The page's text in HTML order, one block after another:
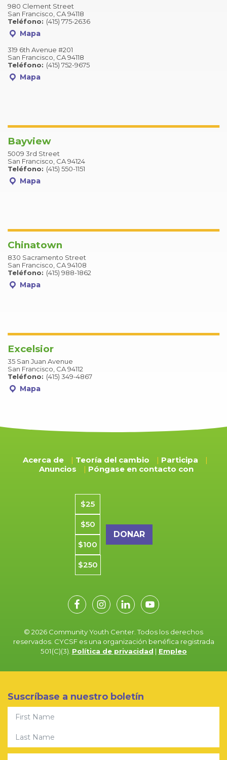
980 Clement Street
San Francisco, CA 94118
Teléfono: (415) 775-2636
Mapa
319 6th Avenue #201
San Francisco, CA 94118
Teléfono: (415) 752-9675
Mapa
Bayview
5009 3rd Street
San Francisco, CA 94124
Teléfono: (415) 550-1151
Mapa
Chinatown
830 Sacramento Street
San Francisco, CA 94108
Teléfono: (415) 988-1862
Mapa
Excelsior
35 San Juan Avenue
San Francisco, CA 94112
Teléfono: (415) 349-4867
Mapa
Acerca de Teoría del cambio
Participa
Anuncios
Póngase en contacto con
Importe de la donación
$25
$50
$100
$250
© 2026 Community Youth Center. Todos los derechos
reservados. CYCSF es una organización benéfica registrada
501(C)(3). Política de privacidad | Empleo
Suscríbase a nuestro boletín
Email
First Name